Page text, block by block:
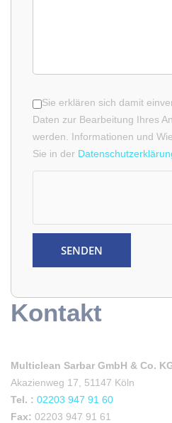
Sie erklären sich damit
Daten zur Bearbeitung Ihres
werden. Informationen und
Sie in der
Kontakt
Multiclean Sarbar GmbH & Co.
Akazienweg 17, 51147 Köln
Tel. : 02203 947 91 60
Fax: 02203 947 91 61